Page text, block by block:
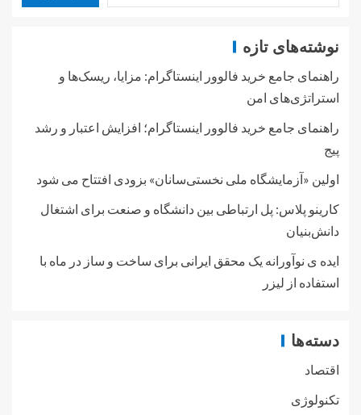
نوشته‌های تازه
راهنمای جامع خرید فالوور اینستاگرام: مزایا، ریسک‌ها و
استراتژی‌های امن
راهنمای جامع خرید فالوور اینستاگرام؛ افزایش اعتبار و رشد
پیج
اولین «آزمایشگاه ملی نخستی‌سانان» بزودی افتتاح می شود
کارینو پلاس: پل ارتباطی بین دانشگاه و صنعت برای اشتغال
دانش‌بنیان
ایده ی نوآورانه یک محقق ایرانی برای ساخت و ساز در ماه با
استفاده از لیزر
دسته‌ها
اقتصاد
تکنولوژی